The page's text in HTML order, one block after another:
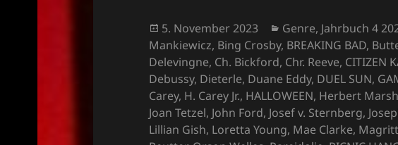
Veröffentlicht
am
5. November 2023 Kategorien
Genre, Jahrbuch 4
Mankiewicz, Bing Crosby, BREAKING BAD,
Delevingne, Ch. Bickford, Chr. Reeve, CITIZEN
Debussy, Dieterle, Duane Eddy, DUEL SUN,
Carey, H. Carey Jr., HALLOWEEN, Herbert
Joan Tetzel, John Ford, Josef v. Sternberg,
Lillian Gish, Loretta Young, Mae Clarke,